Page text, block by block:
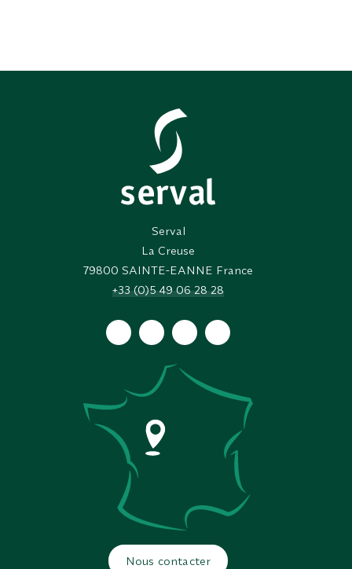
Serval
La Creuse
79800 SAINTE-EANNE France
+33 (0)5 49 06 28 28
Nous contacter